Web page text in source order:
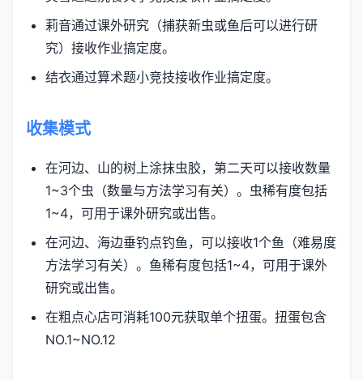
莉音通过课外研究（捕获新虫或鱼后可以进行研
究）接收作业搞定度。
结衣通过算术题小竞技接收作业搞定度。
收集模式
在河边、山的树上涂抹虫胶，第二天可以接收数量
1~3个虫（数量与方法学习有关）。虫稀有度包括
1~4，可用于课外研究或出售。
在河边、海边垂钓点钓鱼，可以接收1个鱼（难易度
方法学习有关）。鱼稀有度包括1~4，可用于课外
研究或出售。
在粗点心店可消耗100元获取单个扭蛋。扭蛋包含
NO.1~NO.12